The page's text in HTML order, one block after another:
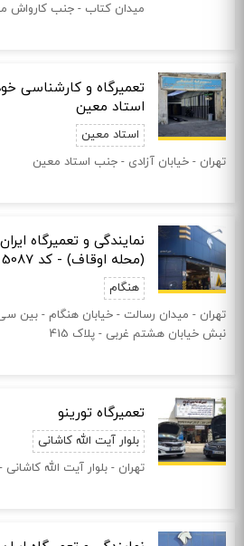
میدان کتاب - جنب کارواش
تعمیرگاه و کارشناسی
استاد معین
استاد معین
تهران - خیابان آزادی - جنب استاد معین
نمایندگی و تعمیرگاه
(محله اوقاف) - کد 5087
هنگام
تهران - ميدان رسالت - خيابان هنگام - بين
نبش خيابان هشتم غربی - پلاک 415
تعمیرگاه تورینو
بلوار آیت الله کاشانی
تهران - بلوار آیت الله